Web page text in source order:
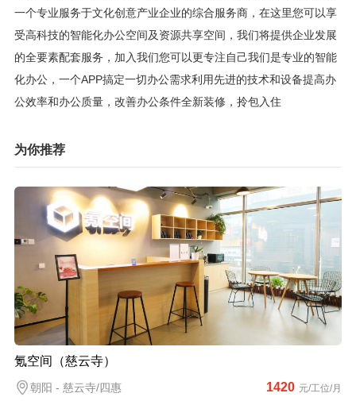
一个专业服务于文化创意产业企业的综合服务商，在这里您可以享
受高科技的智能化办公空间及资源共享空间，我们将提供企业发展
的全要素配套服务，加入我们您可以更专注自己我们是专业的智能
化办公，一个APP搞定一切办公需求利用先进的技术和设备提高办
公效率和办公质量，改善办公条件全新装修，拎包入住​
为你推荐
氪空间（慈云寺）
朝阳 - 慈云寺/四惠 1420 元/工位/月